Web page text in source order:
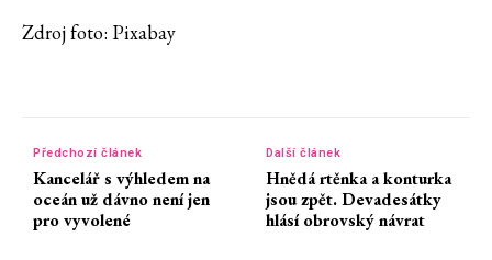
Zdroj foto: Pixabay
Předchozí článek
Kancelář s výhledem na
oceán už dávno není jen
pro vyvolené
Další článek
Hnědá rtěnka a konturka
jsou zpět. Devadesátky
hlásí obrovský návrat